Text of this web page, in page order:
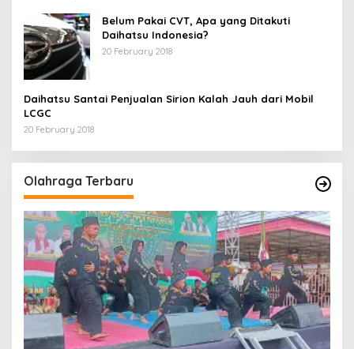
Belum Pakai CVT, Apa yang Ditakuti
Daihatsu Indonesia?
20 February 2018
Daihatsu Santai Penjualan Sirion Kalah Jauh dari Mobil
LCGC
20 February 2018
Olahraga Terbaru